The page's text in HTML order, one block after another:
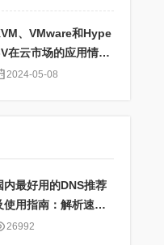
、VMware和Hype
在云市场的应用情况
比及性能分析
2024-05-08
内最好用的DNS推荐
使用指南：解析速度
、服务器全面、IP地
26992